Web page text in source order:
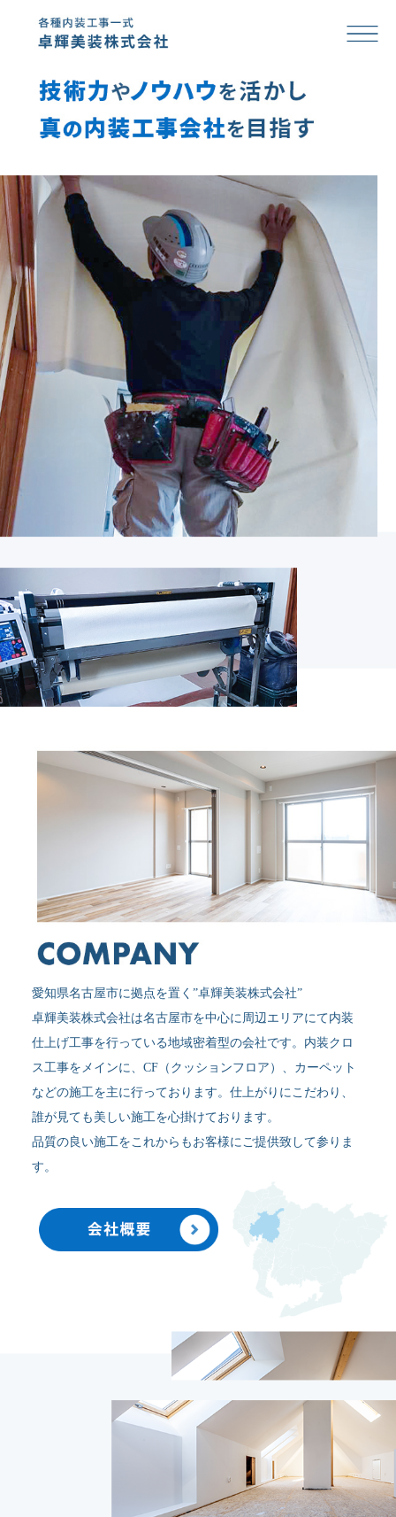
愛知県名古屋市に拠点を置く”卓輝美装株式会社”
卓輝美装株式会社は名古屋市を中心に周辺エリアにて内装
仕上げ工事を行っている地域密着型の会社です。内装クロ
ス工事をメインに、CF（クッションフロア）、カーペット
などの施工を主に行っております。仕上がりにこだわり、
誰が見ても美しい施工を心掛けております。
品質の良い施工をこれからもお客様にご提供致して参りま
す。